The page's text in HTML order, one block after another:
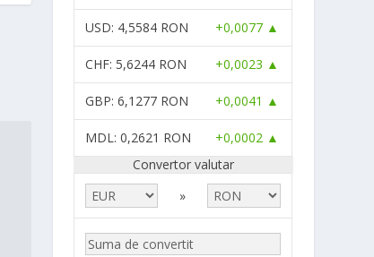
USD: 4,5584 RON +0,0077 ▲
CHF: 5,6244 RON +0,0023 ▲
GBP: 6,1277 RON +0,0041 ▲
MDL : 0,2621 RON
+0,0002 ▲
Convertor valutar
»